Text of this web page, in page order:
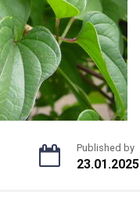
Published by
23.01.2025